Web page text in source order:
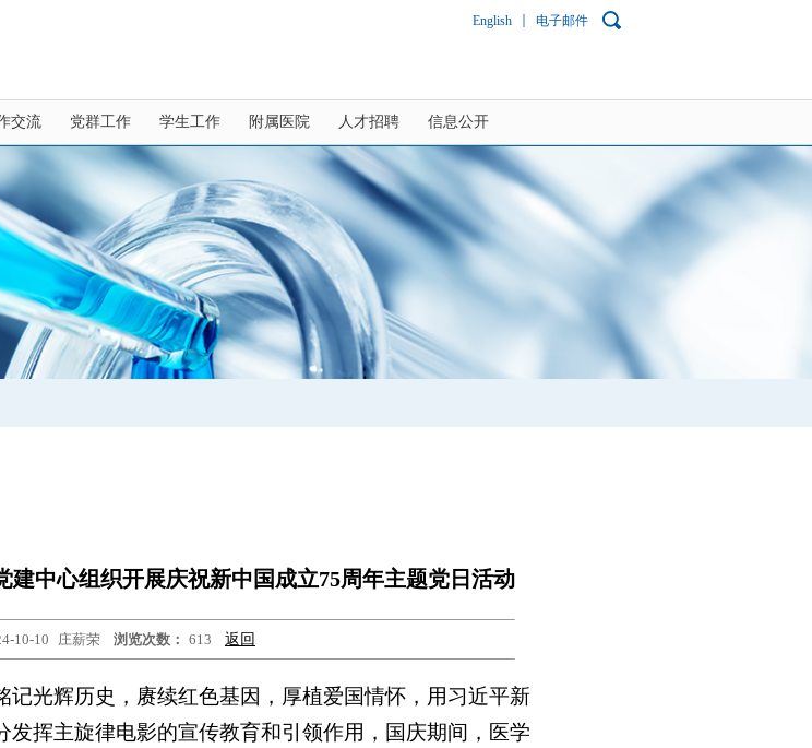
English 电子邮件
交流 党群工作 学生工作 附属医院 人才招聘 信息公开
中心组织开展庆祝新中国成立75周年主题党日活动
10-10 庄薪荣 浏览次数： 613 返回
记光辉历史，赓续红色基因，厚植爱国情怀，用习近平新
发挥主旋律电影的宣传教育和引领作用，国庆期间，医学